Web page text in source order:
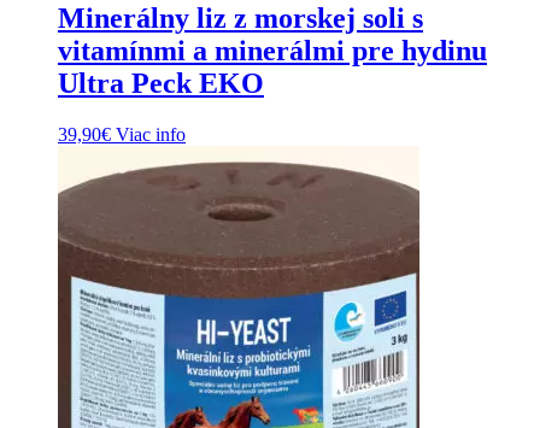
Minerálny liz z morskej soli s
vitamínmi a minerálmi pre hydinu
Ultra Peck EKO
39,90€ Viac info